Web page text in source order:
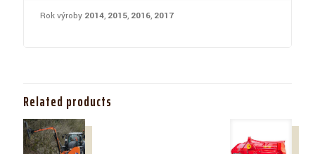
Rok výroby 2014, 2015, 2016, 2017
Related products